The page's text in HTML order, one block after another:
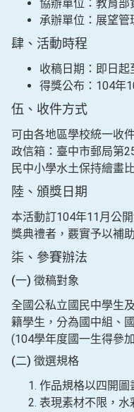
協辦單位：教育部
承辦單位：展望管
肆、活動時程
收稿日期：即日起
得獎公布：104年
伍、收件方式
可由各地區學校統一收
政信箱：臺中市郵局第
民中小學水土保持繪畫
陸、頒獎日期
本活動訂104年11月公
獎典禮者，覈實予以補
柒、參賽辦法
(一) 徵稿對象
全國公私立國民中學生
籍學生，分為國中組、
(104學年度國一生得參
(二) 徵選規格
作品規格以四開圖
表現素材不限，水